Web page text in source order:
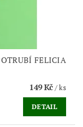
FELICIA
149 Kč/ ks
DETAIL